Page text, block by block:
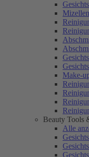
Make-
Beauty Tools
Alle